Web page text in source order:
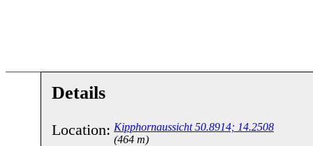
Details
Location: Kipphornaussicht 50.8914; 14.2508
(464 m)